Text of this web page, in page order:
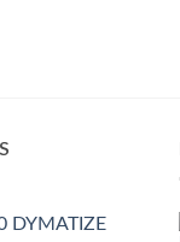
DYMATIZE